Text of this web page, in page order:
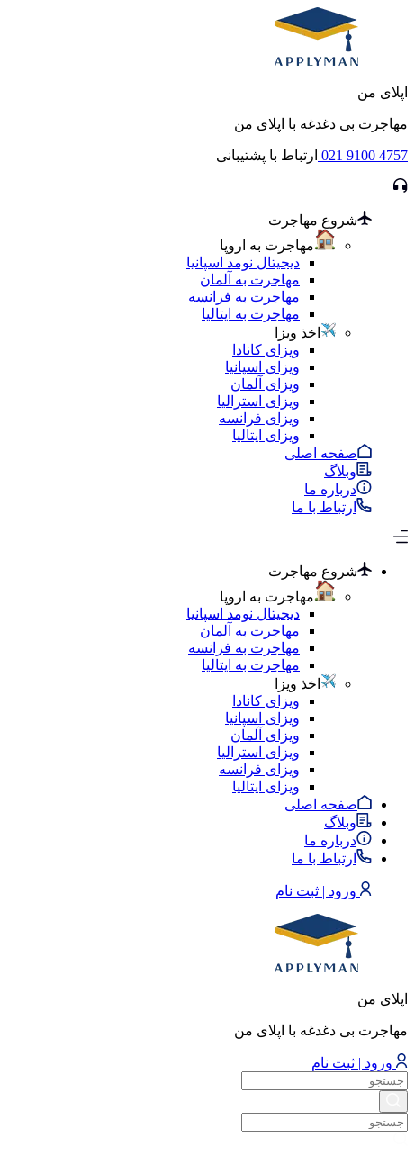
اپلای من
مهاجرت بی دغدغه با اپلای من
021 9100 4757 ارتباط با پشتیبانی
شروع مهاجرت
مهاجرت به اروپا
دیجیتال نومد اسپانیا
مهاجرت به آلمان
مهاجرت به فرانسه
مهاجرت به ایتالیا
اخذ ویزا
ویزای کانادا
ویزای اسپانیا
ویزای آلمان
ویزای استرالیا
ویزای فرانسه
ویزای ایتالیا
صفحه اصلی
وبلاگ
درباره ما
ارتباط با ما
شروع مهاجرت
مهاجرت به اروپا
دیجیتال نومد اسپانیا
مهاجرت به آلمان
مهاجرت به فرانسه
مهاجرت به ایتالیا
اخذ ویزا
ویزای کانادا
ویزای اسپانیا
ویزای آلمان
ویزای استرالیا
ویزای فرانسه
ویزای ایتالیا
صفحه اصلی
وبلاگ
درباره ما
ارتباط با ما
ورود | ثبت نام
اپلای من
مهاجرت بی دغدغه با اپلای من
ورود | ثبت نام